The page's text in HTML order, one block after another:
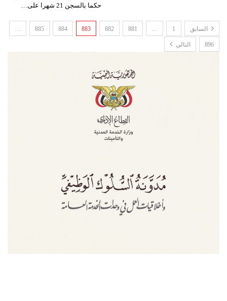
حكما بالسجن 21 شهرا على…
السابق 1
…
881
882
883
884
885
…
896 التالي